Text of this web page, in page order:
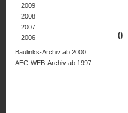
()
2009
2008
2007
2006
Baulinks-Archiv ab 2000
AEC-WEB-Archiv ab 1997